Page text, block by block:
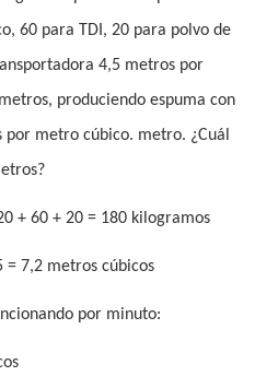
60 para TDI, 20 para polvo de
4,5 metros por
produciendo espuma con
por metro cúbico. metro. ¿Cuál
+ 60 + 20 = 180 kilogramos
7,2 metros cúbicos
por minuto: